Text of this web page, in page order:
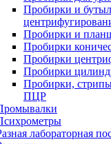
Пробирки и
Пробирки и
Пробирки
Пробирки
Пробирки
Пробирки,
ПЦР
лабораторная